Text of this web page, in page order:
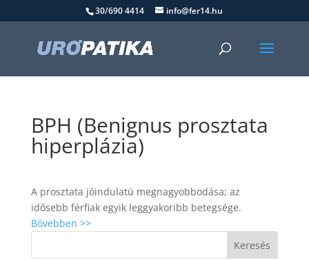
30/690 4414 info@fer14.hu
BPH (Benignus prosztata
hiperplázia)
A prosztata jóindulatú megnagyobbodása; az
idősebb férfiak egyik leggyakoribb betegsége.
Bővebben >>